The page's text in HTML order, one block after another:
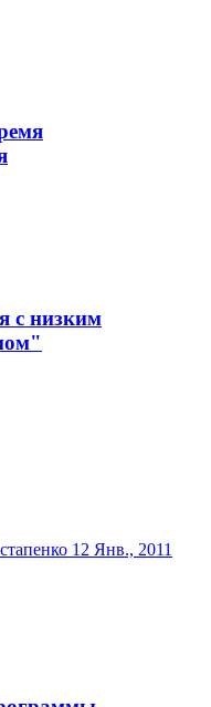
с низким
12 Янв., 2011